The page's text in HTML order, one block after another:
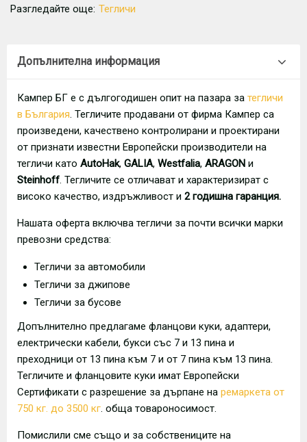
Разгледайте още: Тегличи
Допълнителна информация
Кампер БГ е с дългогодишен опит на пазара за тегличи
в България. Тегличите продавани от фирма Кампер са
произведени, качествено контролирани и проектирани
от признати известни Европейски производители на
тегличи като AutoHak, GALIA, Westfalia, ARAGON и
Steinhoff. Тегличите се отличават и характеризират с
високо качество, издръжливост и 2 годишна гаранция.
Нашата оферта включва тегличи за почти всички марки
превозни средства:
Тегличи за автомобили
Тегличи за джипове
Тегличи за бусове
Допълнително предлагаме фланцови куки, адаптери,
електрически кабели, букси със 7 и 13 пина и
преходници от 13 пина към 7 и от 7 пина към 13 пина.
Тегличите и фланцовите куки имат Европейски
Сертификати с разрешение за дърпане на ремаркета от
750 кг. до 3500 кг. обща товароносимост.
Помислили сме също и за собствениците на